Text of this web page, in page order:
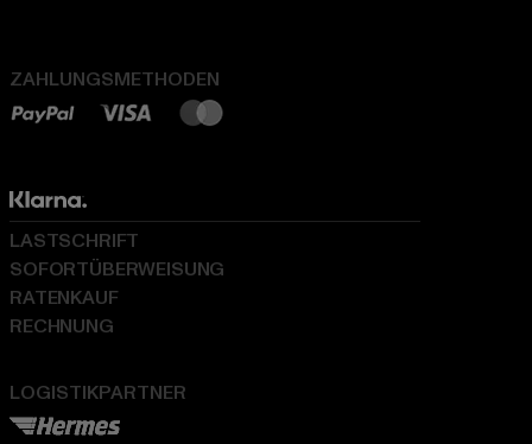
ZAHLUNGSMETHODEN
LOGISTIKPARTNER
LASTSCHRIFT
SOFORTÜBERWEISUNG
RATENKAUF
RECHNUNG